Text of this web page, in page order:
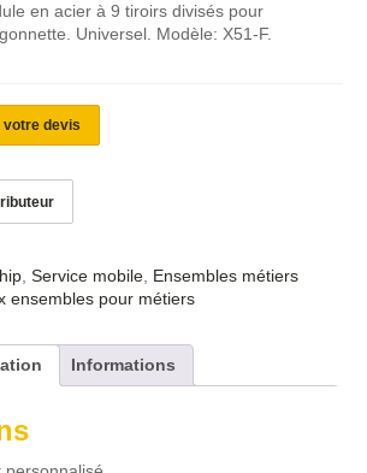
en acier à 9 tiroirs divisés pour
Universel. Modèle: X51-F.
votre devis
Service mobile Ensembles métiers
ensembles pour métiers
Informations